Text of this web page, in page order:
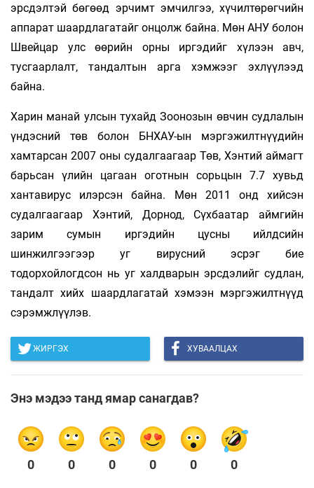
эрсдэлтэй бөгөөд эрчимт эмчилгээ, хүчилтөрөгчийн
аппарат шаардлагатайг онцолж байна. Мөн АНУ болон
Швейцар улс өөрийн орны иргэдийг хүлээн авч,
тусгаарлалт, тандалтын арга хэмжээг эхлүүлээд
байна.
Харин манай улсын тухайд Зоонозын өвчин судлалын
үндэсний төв болон БНХАУ-ын мэргэжилтнүүдийн
хамтарсан 2007 оны судалгаагаар Төв, Хэнтий аймагт
барьсан үлийн цагаан оготнын сорьцын 7.7 хувьд
хантавирус илэрсэн байна. Мөн 2011 онд хийсэн
судалгаагаар Хэнтий, Дорнод, Сүхбаатар аймгийн
зарим сумын иргэдийн цусны ийлдсийн
шинжилгээгээр уг вирусний эсрэг бие
тодорхойлогдсон нь уг халдварын эрсдэлийг судлан,
тандалт хийх шаардлагатай хэмээн мэргэ­жилтнүүд
сэрэмжлүүлэв.
ЖИРГЭХ ХУВААЛЦАХ
Энэ мэдээ танд ямар санагдав?
0 0 0 0 0 0